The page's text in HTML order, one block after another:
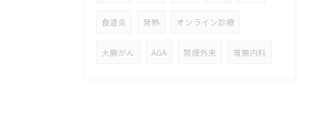
食道炎 発熱 オンライン診療
大腸がん AGA 禁煙外来 胃腸内科